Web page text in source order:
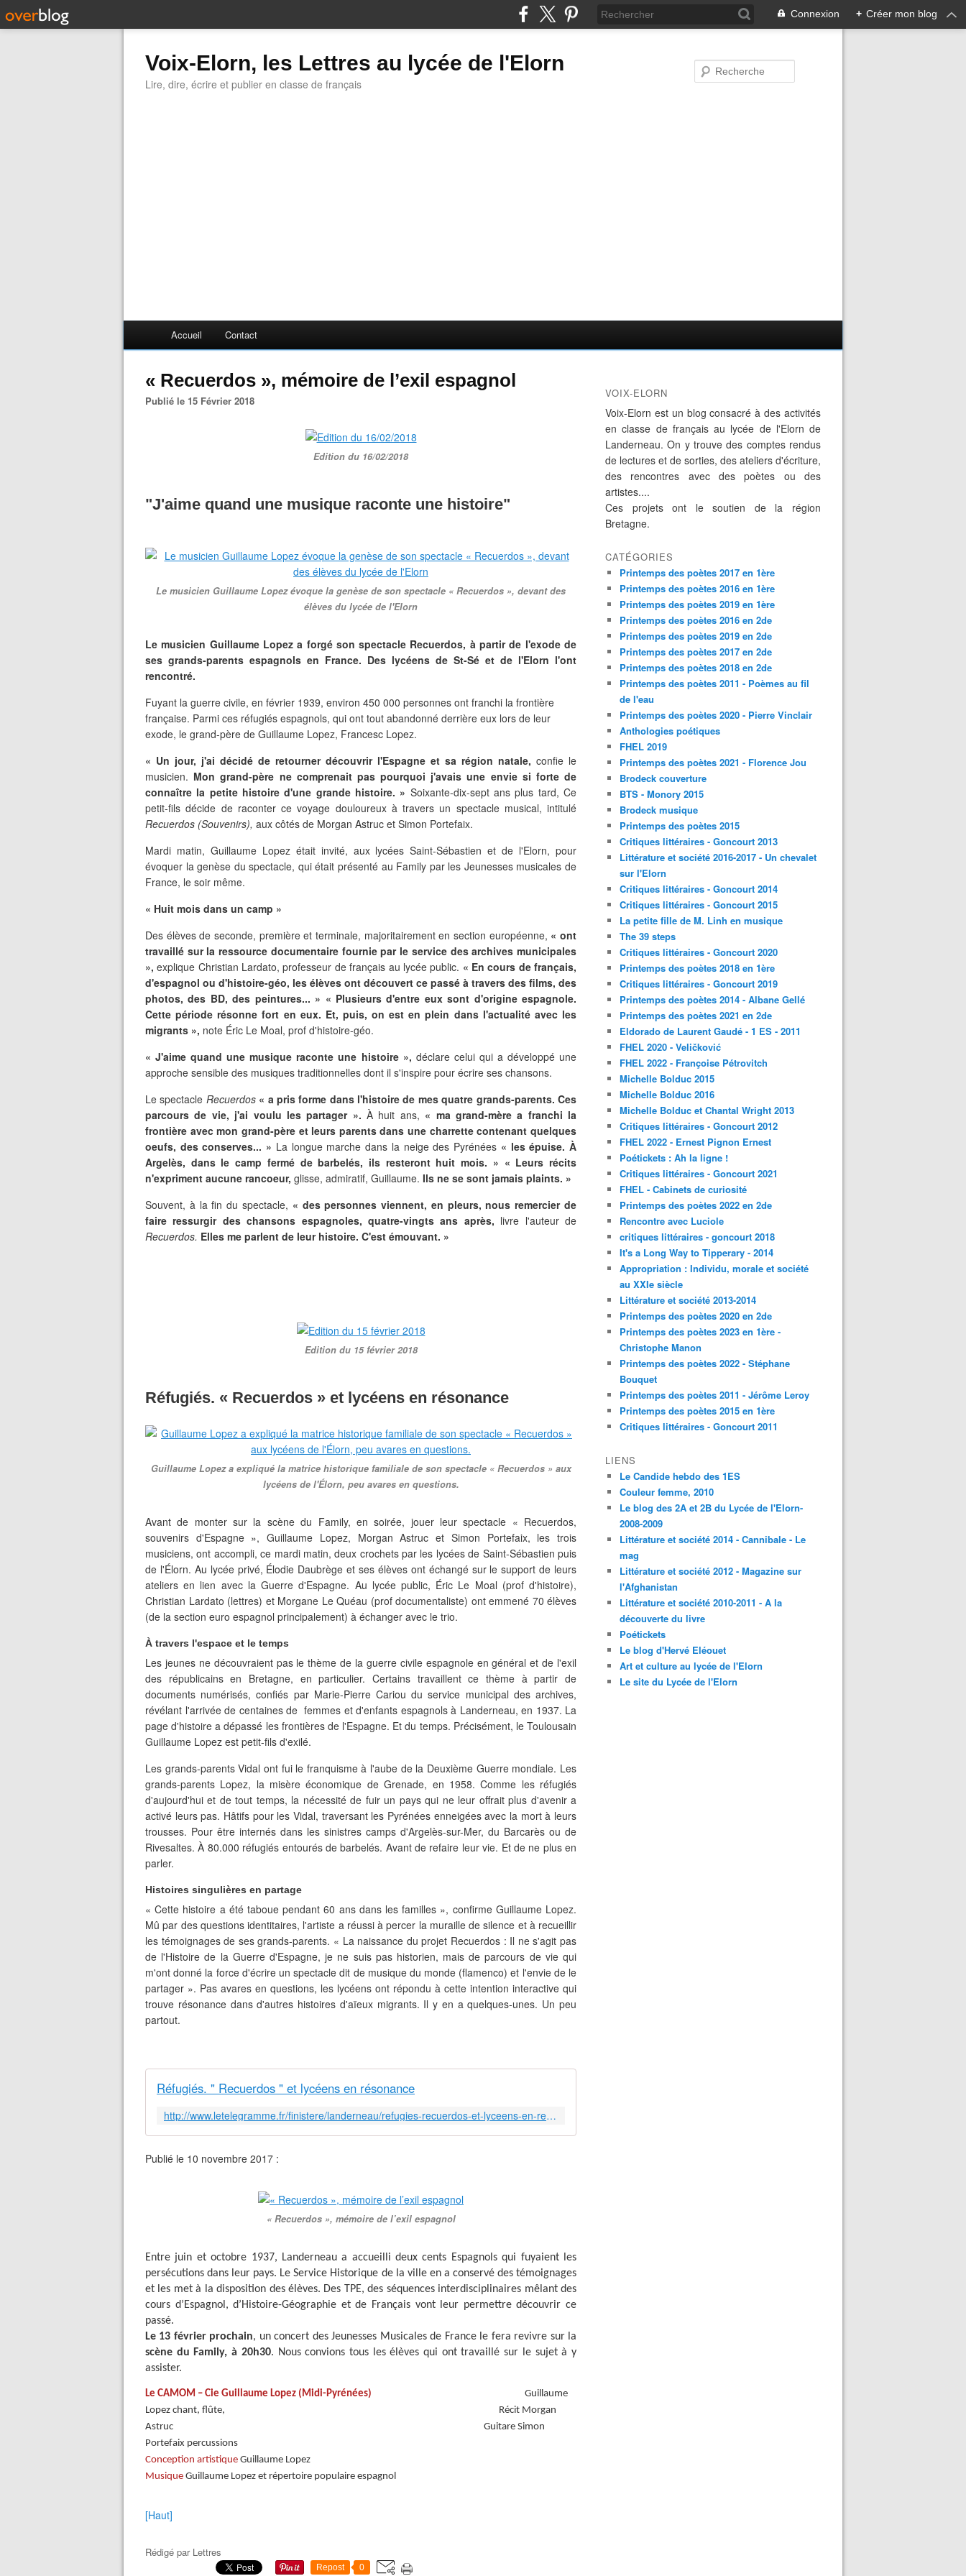
Connexion + Créer mon blog
Voix-Elorn, les Lettres au lycée de l'Elorn
Lire, dire, écrire et publier en classe de français
Accueil Contact
« Recuerdos », mémoire de l’exil espagnol
Publié le 15 Février 2018
Edition du 16/02/2018
"J'aime quand une musique raconte une histoire"
Le musicien Guillaume Lopez évoque la genèse de son spectacle « Recuerdos », devant des
élèves du lycée de l'Elorn
Le musicien Guillaume Lopez a forgé son spectacle Recuerdos, à partir de l'exode de
ses grands-parents espagnols en France. Des lycéens de St-Sé et de l'Elorn l'ont
rencontré.
Fuyant la guerre civile, en février 1939, environ 450 000 personnes ont franchi la frontière
française. Parmi ces réfugiés espagnols, qui ont tout abandonné derrière eux lors de leur
exode, le grand-père de Guillaume Lopez, Francesc Lopez.
« Un jour, j'ai décidé de retourner découvrir l'Espagne et sa région natale, confie le
musicien. Mon grand-père ne comprenait pas pourquoi j'avais une envie si forte de
connaître la petite histoire d'une grande histoire. » Soixante-dix-sept ans plus tard, Ce
petit-fils décide de raconter ce voyage douloureux à travers un spectacle musical, intitulé
Recuerdos (Souvenirs), aux côtés de Morgan Astruc et Simon Portefaix.
Mardi matin, Guillaume Lopez était invité, aux lycées Saint-Sébastien et de l'Elorn, pour
évoquer la genèse du spectacle, qui était présenté au Family par les Jeunesses musicales de
France, le soir même.
« Huit mois dans un camp »
Des élèves de seconde, première et terminale, majoritairement en section européenne, « ont
travaillé sur la ressource documentaire fournie par le service des archives municipales
», explique Christian Lardato, professeur de français au lycée public. « En cours de français,
d'espagnol ou d'histoire-géo, les élèves ont découvert ce passé à travers des films, des
photos, des BD, des peintures... » « Plusieurs d'entre eux sont d'origine espagnole.
Cette période résonne fort en eux. Et, puis, on est en plein dans l'actualité avec les
migrants », note Éric Le Moal, prof d'histoire-géo.
« J'aime quand une musique raconte une histoire », déclare celui qui a développé une
approche sensible des musiques traditionnelles dont il s'inspire pour écrire ses chansons.
Le spectacle Recuerdos « a pris forme dans l'histoire de mes quatre grands-parents. Ces
parcours de vie, j'ai voulu les partager ». À huit ans, « ma grand-mère a franchi la
frontière avec mon grand-père et leurs parents dans une charrette contenant quelques
oeufs, des conserves... » La longue marche dans la neige des Pyrénées « les épuise. À
Argelès, dans le camp fermé de barbelés, ils resteront huit mois. » « Leurs récits
n'expriment aucune rancoeur, glisse, admiratif, Guillaume. Ils ne se sont jamais plaints. »
Souvent, à la fin du spectacle, « des personnes viennent, en pleurs, nous remercier de
faire ressurgir des chansons espagnoles, quatre-vingts ans après, livre l'auteur de
Recuerdos. Elles me parlent de leur histoire. C'est émouvant. »
Edition du 15 février 2018
Réfugiés. « Recuerdos » et lycéens en résonance
Guillaume Lopez a expliqué la matrice historique familiale de son spectacle « Recuerdos » aux
lycéens de l'Élorn, peu avares en questions.
Avant de monter sur la scène du Family, en soirée, jouer leur spectacle « Recuerdos,
souvenirs d'Espagne », Guillaume Lopez, Morgan Astruc et Simon Portefaix, les trois
musiciens, ont accompli, ce mardi matin, deux crochets par les lycées de Saint-Sébastien puis
de l'Élorn. Au lycée privé, Élodie Daubrège et ses élèves ont échangé sur le support de leurs
ateliers en lien avec la Guerre d'Espagne. Au lycée public, Éric Le Moal (prof d'histoire),
Christian Lardato (lettres) et Morgane Le Quéau (prof documentaliste) ont emmené 70 élèves
(de la section euro espagnol principalement) à échanger avec le trio.
À travers l'espace et le temps
Les jeunes ne découvraient pas le thème de la guerre civile espagnole en général et de l'exil
des républicains en Bretagne, en particulier. Certains travaillent ce thème à partir de
documents numérisés, confiés par Marie-Pierre Cariou du service municipal des archives,
révélant l'arrivée de centaines de femmes et d'enfants espagnols à Landerneau, en 1937. La
page d'histoire a dépassé les frontières de l'Espagne. Et du temps. Précisément, le Toulousain
Guillaume Lopez est petit-fils d'exilé.
Les grands-parents Vidal ont fui le franquisme à l'aube de la Deuxième Guerre mondiale. Les
grands-parents Lopez, la misère économique de Grenade, en 1958. Comme les réfugiés
d'aujourd'hui et de tout temps, la nécessité de fuir un pays qui ne leur offrait plus d'avenir a
activé leurs pas. Hâtifs pour les Vidal, traversant les Pyrénées enneigées avec la mort à leurs
trousses. Pour être internés dans les sinistres camps d'Argelès-sur-Mer, du Barcarès ou de
Rivesaltes. À 80.000 réfugiés entourés de barbelés. Avant de refaire leur vie. Et de ne plus en
parler.
Histoires singulières en partage
« Cette histoire a été taboue pendant 60 ans dans les familles », confirme Guillaume Lopez.
Mû par des questions identitaires, l'artiste a réussi à percer la muraille de silence et à recueillir
les témoignages de ses grands-parents. « La naissance du projet Recuerdos : Il ne s'agit pas
de l'Histoire de la Guerre d'Espagne, je ne suis pas historien, mais de parcours de vie qui
m'ont donné la force d'écrire un spectacle dit de musique du monde (flamenco) et l'envie de le
partager ». Pas avares en questions, les lycéens ont répondu à cette intention interactive qui
trouve résonance dans d'autres histoires d'aïeux migrants. Il y en a quelques-unes. Un peu
partout.
Réfugiés. " Recuerdos " et lycéens en résonance
http://www.letelegramme.fr/finistere/landerneau/refugies-recuerdos-et-lyceens-en-resonance-15-02-2018-11852895.php
Publié le 10 novembre 2017 :
« Recuerdos », mémoire de l’exil espagnol
Entre juin et octobre 1937, Landerneau a accueilli deux cents Espagnols qui fuyaient les
persécutions dans leur pays. Le Service Historique de la ville en a conservé des témoignages
et les met à la disposition des élèves. Des TPE, des séquences interdisciplinaires mêlant des
cours d’Espagnol, d’Histoire-Géographie et de Français vont leur permettre découvrir ce
passé.
Le 13 février prochain, un concert des Jeunesses Musicales de France le fera revivre sur la
scène du Family, à 20h30. Nous convions tous les élèves qui ont travaillé sur le sujet à y
assister.
Le CAMOM – Cie Guillaume Lopez (Midi-Pyrénées)
Guillaume
Lopez chant, flûte, Récit Morgan
Astruc Guitare Simon
Portefaix percussions
Conception artistique Guillaume Lopez
Musique Guillaume Lopez et répertoire populaire espagnol
[Haut]
Rédigé par Lettres
Repost 0
VOIX-ELORN
Voix-Elorn est un blog consacré à des activités
en classe de français au lycée de l'Elorn de
Landerneau. On y trouve des comptes rendus
de lectures et de sorties, des ateliers d'écriture,
des rencontres avec des poètes ou des
artistes....
Ces projets ont le soutien de la région
Bretagne.
CATÉGORIES
Printemps des poètes 2017 en 1ère
Printemps des poètes 2016 en 1ère
Printemps des poètes 2019 en 1ère
Printemps des poètes 2016 en 2de
Printemps des poètes 2019 en 2de
Printemps des poètes 2017 en 2de
Printemps des poètes 2018 en 2de
Printemps des poètes 2011 - Poèmes au fil
de l'eau
Printemps des poètes 2020 - Pierre Vinclair
Anthologies poétiques
FHEL 2019
Printemps des poètes 2021 - Florence Jou
Brodeck couverture
BTS - Monory 2015
Brodeck musique
Printemps des poètes 2015
Critiques littéraires - Goncourt 2013
Littérature et société 2016-2017 - Un chevalet
sur l'Elorn
Critiques littéraires - Goncourt 2014
Critiques littéraires - Goncourt 2015
La petite fille de M. Linh en musique
The 39 steps
Critiques littéraires - Goncourt 2020
Printemps des poètes 2018 en 1ère
Critiques littéraires - Goncourt 2019
Printemps des poètes 2014 - Albane Gellé
Printemps des poètes 2021 en 2de
Eldorado de Laurent Gaudé - 1 ES - 2011
FHEL 2020 - Veličković
FHEL 2022 - Françoise Pétrovitch
Michelle Bolduc 2015
Michelle Bolduc 2016
Michelle Bolduc et Chantal Wright 2013
Critiques littéraires - Goncourt 2012
FHEL 2022 - Ernest Pignon Ernest
Poétickets : Ah la ligne !
Critiques littéraires - Goncourt 2021
FHEL - Cabinets de curiosité
Printemps des poètes 2022 en 2de
Rencontre avec Luciole
critiques littéraires - goncourt 2018
It's a Long Way to Tipperary - 2014
Appropriation : Individu, morale et société
au XXIe siècle
Littérature et société 2013-2014
Printemps des poètes 2020 en 2de
Printemps des poètes 2023 en 1ère -
Christophe Manon
Printemps des poètes 2022 - Stéphane
Bouquet
Printemps des poètes 2011 - Jérôme Leroy
Printemps des poètes 2015 en 1ère
Critiques littéraires - Goncourt 2011
LIENS
Le Candide hebdo des 1ES
Couleur femme, 2010
Le blog des 2A et 2B du Lycée de l'Elorn-
2008-2009
Littérature et société 2014 - Cannibale - Le
mag
Littérature et société 2012 - Magazine sur
l'Afghanistan
Littérature et société 2010-2011 - A la
découverte du livre
Poétickets
Le blog d'Hervé Eléouet
Art et culture au lycée de l'Elorn
Le site du Lycée de l'Elorn